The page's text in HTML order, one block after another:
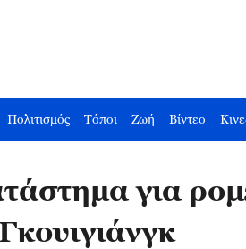
Πολιτισμός Τόποι Ζωή Βίντεο
για